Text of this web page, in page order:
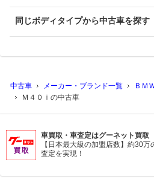
同じボディタイプから中古車を探す
中古車 メーカー・ブランド一覧 ＢＭ
Ｍ４０ｉの中古車
車買取・車査定はグーネット買
【日本最大級の加盟店数】約30
査定を実現！